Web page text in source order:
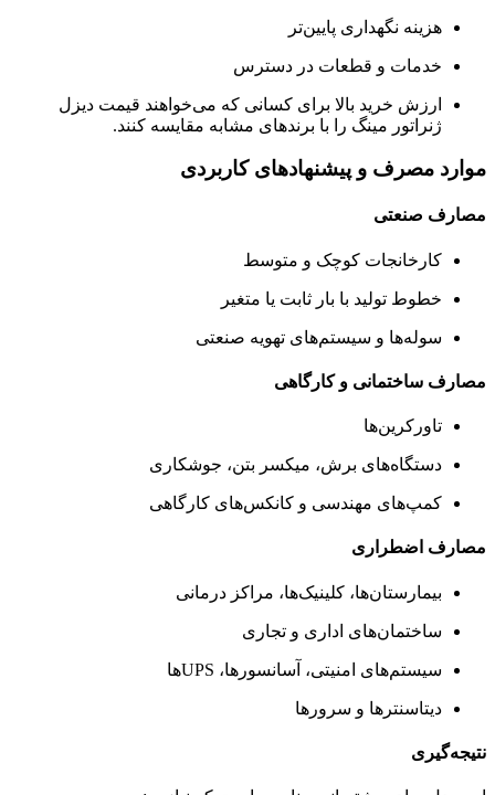
هزینه نگهداری پایین‌تر
خدمات و قطعات در دسترس
ارزش خرید بالا برای کسانی که می‌خواهند قیمت دیزل
ژنراتور مینگ را با برندهای مشابه مقایسه کنند.
موارد مصرف و پیشنهادهای کاربردی
مصارف صنعتی
کارخانجات کوچک و متوسط
خطوط تولید با بار ثابت یا متغیر
سوله‌ها و سیستم‌های تهویه صنعتی
مصارف ساختمانی و کارگاهی
تاورکرین‌ها
دستگاه‌های برش، میکسر بتن، جوشکاری
کمپ‌های مهندسی و کانکس‌های کارگاهی
مصارف اضطراری
بیمارستان‌ها، کلینیک‌ها، مراکز درمانی
ساختمان‌های اداری و تجاری
سیستم‌های امنیتی، آسانسورها، UPSها
دیتاسنترها و سرورها
نتیجه‌گیری